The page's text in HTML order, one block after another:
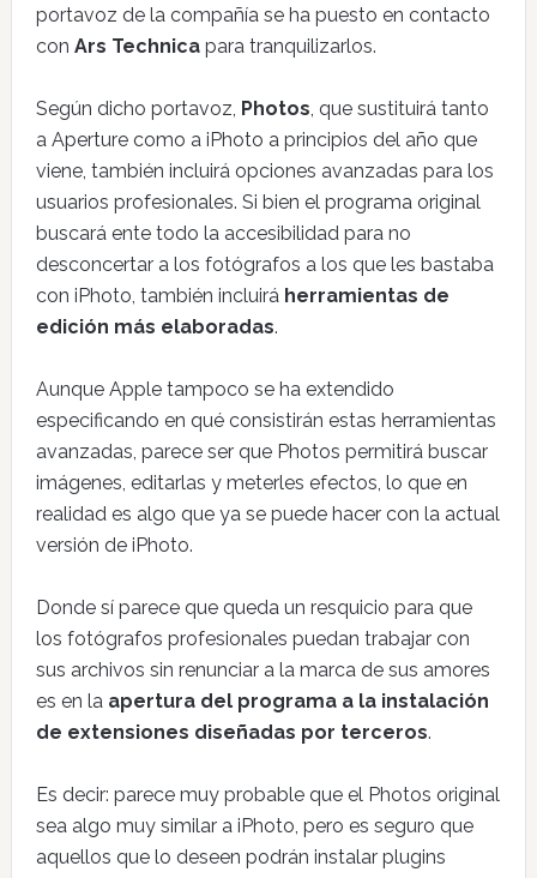
portavoz de la compañía se ha puesto en contacto
con Ars Technicapara tranquilizarlos.
Según dicho portavoz, Photos, que sustituirá tanto
a Aperture como a iPhoto a principios del año que
viene, también incluirá opciones avanzadas para los
usuarios profesionales. Si bien el programa original
buscará ente todo la accesibilidad para no
desconcertar a los fotógrafos a los que les bastaba
con iPhoto, también incluirá herramientas de
edición más elaboradas.
Aunque Apple tampoco se ha extendido
especificando en qué consistirán estas herramientas
avanzadas, parece ser que Photos permitirá buscar
imágenes, editarlas y meterles efectos, lo que en
realidad es algo que ya se puede hacer con la actual
versión de iPhoto.
Donde sí parece que queda un resquicio para que
los fotógrafos profesionales puedan trabajar con
sus archivos sin renunciar a la marca de sus amores
es en la apertura del programa a la instalación
de extensiones diseñadas por terceros.
Es decir: parece muy probable que el Photos original
sea algo muy similar a iPhoto, pero es seguro que
aquellos que lo deseen podrán instalar plugins